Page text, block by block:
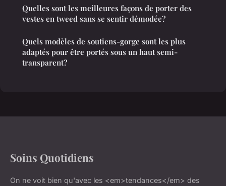
Quelles sont les meilleures façons de porter des
vestes en tweed sans se sentir démodée?
Quels modèles de soutiens-gorge sont les plus
adaptés pour être portés sous un haut semi-
transparent?
Soins Quotidiens
On ne voit bien qu'avec les <em>tendances</em> des